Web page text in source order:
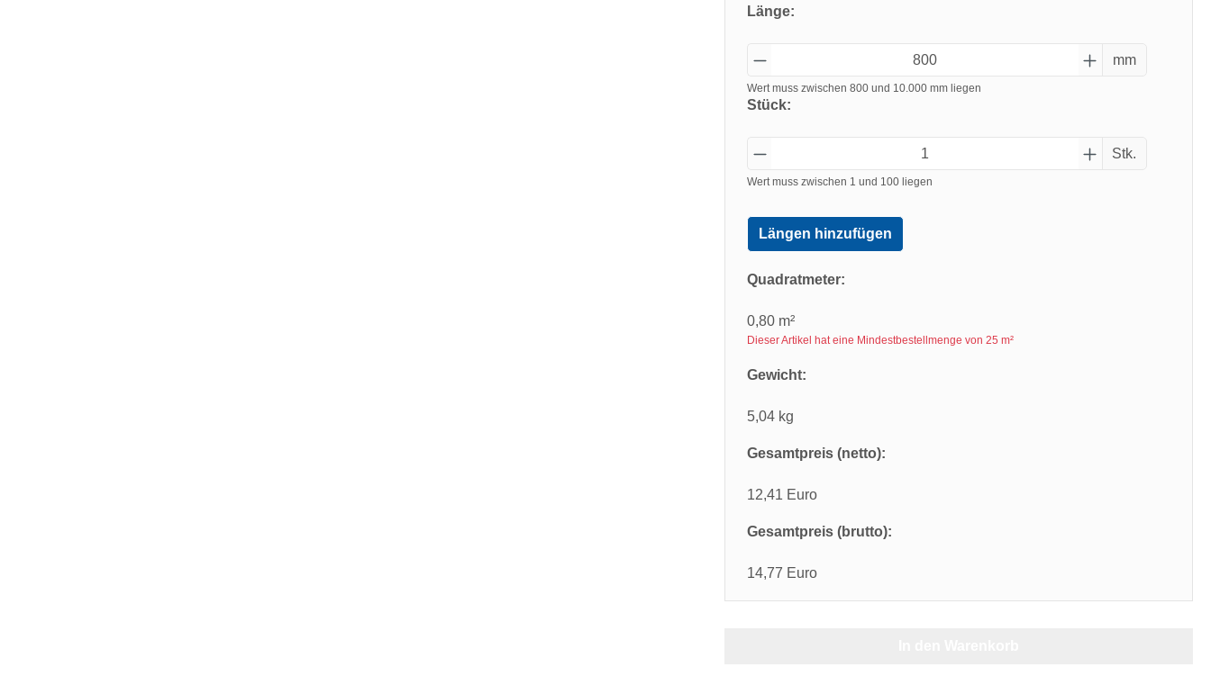
Länge:
mm
Wert muss zwischen 800 und 10.000 mm liegen
Stück:
Stk.
Wert muss zwischen 1 und 100 liegen
Längen hinzufügen
Quadratmeter:
0,80 m²
Dieser Artikel hat eine Mindestbestellmenge von 25 m²
Gewicht:
5,04 kg
Gesamtpreis (netto):
12,41 Euro
Gesamtpreis (brutto):
14,77 Euro